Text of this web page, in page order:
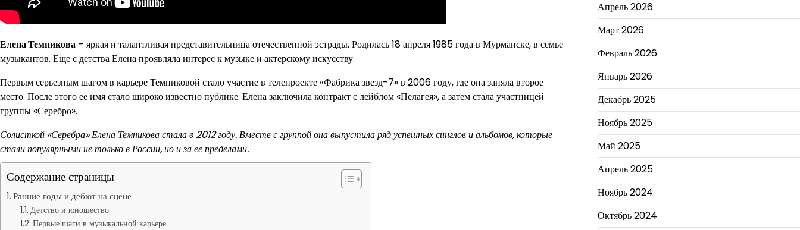
Елена Темникова – яркая и талантливая представительница отечественной эстрады. Родилась 18 апреля 1985 года в Мурманске, в семье
музыкантов. Еще с детства Елена проявляла интерес к музыке и актерскому искусству.
Первым серьезным шагом в карьере Темниковой стало участие в телепроекте «Фабрика звезд-7» в 2006 году, где она заняла второе
место. После этого ее имя стало широко известно публике. Елена заключила контракт с лейблом «Пелагея», а затем стала участницей
группы «Серебро».
Солисткой «Серебра» Елена Темникова стала в 2012 году. Вместе с группой она выпустила ряд успешных синглов и альбомов, которые
стали популярными не только в России, но и за ее пределами.
Содержание страницы
Ранние годы и дебют на сцене
Детство и юношество
Первые шаги в музыкальной карьере
Апрель 2026
Март 2026
Февраль 2026
Январь 2026
Декабрь 2025
Ноябрь 2025
Май 2025
Апрель 2025
Ноябрь 2024
Октябрь 2024